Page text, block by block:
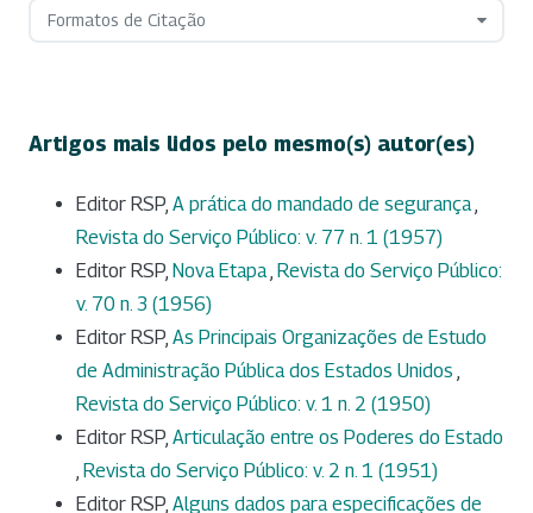
Formatos de Citação
Artigos mais lidos pelo mesmo(s) autor(es)
Editor RSP, A prática do mandado de segurança,
Revista do Serviço Público: v. 77 n. 1 (1957)
Editor RSP, Nova Etapa, Revista do Serviço Público:
v. 70 n. 3 (1956)
Editor RSP, As Principais Organizações de Estudo
de Administração Pública dos Estados Unidos ,
Revista do Serviço Público: v. 1 n. 2 (1950)
Editor RSP, Articulação entre os Poderes do Estado
, Revista do Serviço Público: v. 2 n. 1 (1951)
Editor RSP, Alguns dados para especificações de